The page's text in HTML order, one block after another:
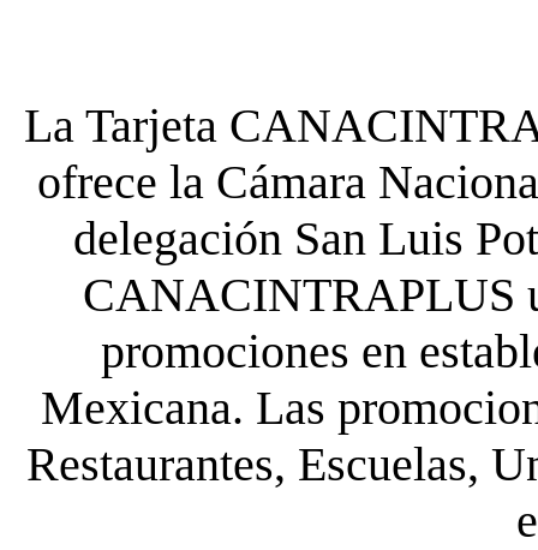
La Tarjeta
ofrece la Cámara
delegación San Luis
CANACINTRAPLUS
promociones en
Mexicana. Las
Restaurantes, Escuelas,